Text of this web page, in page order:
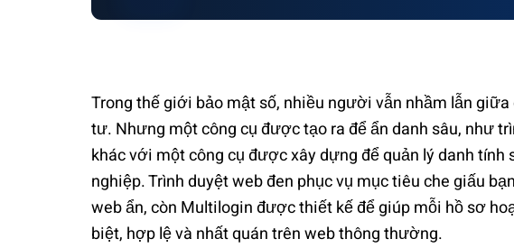
Trong thế giới bảo mật số, nhiều người vẫn nhầm lẫn giữa
tư. Nhưng một công cụ được tạo ra để ẩn danh sâu, như
khác với một công cụ được xây dựng để quản lý danh tính
nghiệp. Trình duyệt web đen phục vụ mục tiêu che giấu
web ẩn, còn Multilogin được thiết kế để giúp mỗi hồ sơ
biệt, hợp lệ và nhất quán trên web thông thường.